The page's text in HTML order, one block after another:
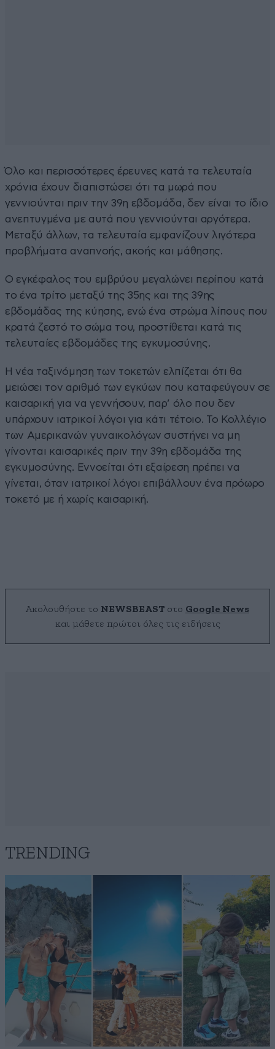
Όλο και περισσότερες έρευνες κατά τα τελευταία
χρόνια έχουν διαπιστώσει ότι τα μωρά που
γεννιούνται πριν την 39η εβδομάδα, δεν είναι το ίδιο
ανεπτυγμένα με αυτά που γεννιούνται αργότερα.
Μεταξύ άλλων, τα τελευταία εμφανίζουν λιγότερα
προβλήματα αναπνοής, ακοής και μάθησης.
Ο εγκέφαλος του εμβρύου μεγαλώνει περίπου κατά
το ένα τρίτο μεταξύ της 35ης και της 39ης
εβδομάδας της κύησης, ενώ ένα στρώμα λίπους που
κρατά ζεστό το σώμα του, προστίθεται κατά τις
τελευταίες εβδομάδες της εγκυμοσύνης.
Η νέα ταξινόμηση των τοκετών ελπίζεται ότι θα
μειώσει τον αριθμό των εγκύων που καταφεύγουν σε
καισαρική για να γεννήσουν, παρ’ όλο που δεν
υπάρχουν ιατρικοί λόγοι για κάτι τέτοιο. Το Κολλέγιο
των Αμερικανών γυναικολόγων συστήνει να μη
γίνονται καισαρικές πριν την 39η εβδομάδα της
εγκυμοσύνης. Εννοείται ότι εξαίρεση πρέπει να
γίνεται, όταν ιατρικοί λόγοι επιβάλλουν ένα πρόωρο
τοκετό με ή χωρίς καισαρική.
Ακολουθήστε το NEWSBEAST στο Google News
και μάθετε πρώτοι όλες τις ειδήσεις
TRENDING